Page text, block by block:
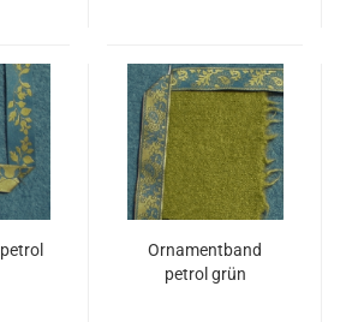
Ornamentband
petrol grün